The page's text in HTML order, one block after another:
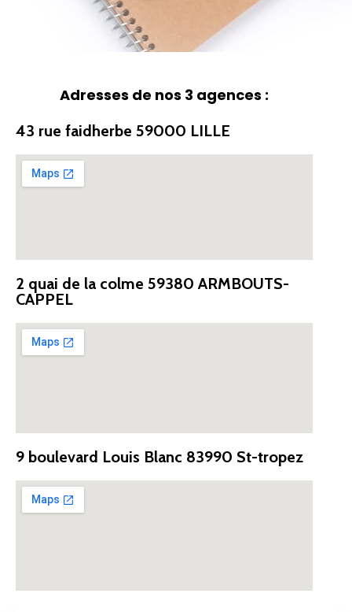
Adresses de nos 3 agences :
43 rue faidherbe 59000 LILLE
2 quai de la colme 59380 ARMBOUTS-
CAPPEL
9 boulevard Louis Blanc 83990 St-tropez